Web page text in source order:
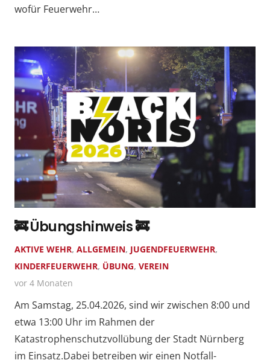
wofür Feuerwehr…
🚒 Übungshinweis 🚒
AKTIVE WEHR, ALLGEMEIN, JUGENDFEUERWEHR,
KINDERFEUERWEHR, ÜBUNG, VEREIN
vor 4 Monaten
Am Samstag, 25.04.2026, sind wir zwischen 8:00 und
etwa 13:00 Uhr im Rahmen der
Katastrophenschutzvollübung der Stadt Nürnberg
im Einsatz.Dabei betreiben wir einen Notfall-